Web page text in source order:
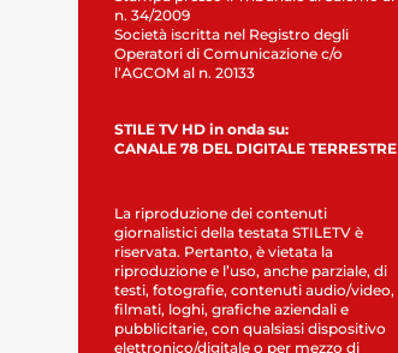
n. 34/2009
Società iscritta nel Registro degli
Operatori di Comunicazione c/o
l’AGCOM al n. 20133
STILE TV HD in onda su:
CANALE 78 DEL DIGITALE TERRESTRE
La riproduzione dei contenuti
giornalistici della testata STILETV è
riservata. Pertanto, è vietata la
riproduzione e l’uso, anche parziale, di
testi, fotografie, contenuti audio/video,
filmati, loghi, grafiche aziendali e
pubblicitarie, con qualsiasi dispositivo
elettronico/digitale o per mezzo di